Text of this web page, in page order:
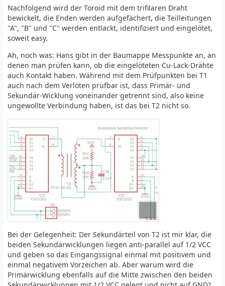
Nachfolgend wird der Toroid mit dem trifilaren Draht
bewickelt, die Enden werden aufgefächert, die Teilleitungen
"A", "B" und "C" werden entlackt, identifiziert und eingelötet,
soweit easy.
Ah, noch was: Hans gibt in der Baumappe Messpunkte an, an
denen man prüfen kann, ob die eingelöteten Cu-Lack-Drähte
auch Kontakt haben. Während mit dem Prüfpunkten bei T1
auch nach dem Verlöten prüfbar ist, dass Primär- und
Sekundär-Wicklung voneinander getrennt sind, also keine
ungewollte Verbindung haben, ist das bei T2 nicht so.
Bei der Gelegenheit: Der Sekundärteil von T2 ist mir klar, die
beiden Sekundärwicklungen liegen anti-parallel auf 1/2 VCC
und geben so das Eingangssignal einmal mit positivem und
einmal negativem Vorzeichen ab. Aber warum wird die
Primärwicklung ebenfalls auf die Mitte zwischen den beiden